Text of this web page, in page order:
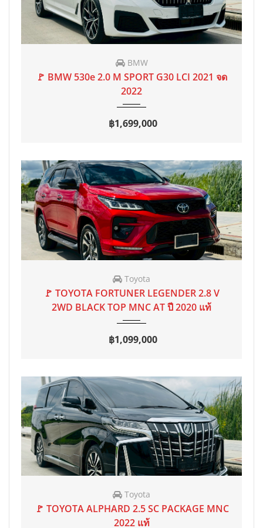
2021 จด 2022 AT
BMW
🚩 BMW 530e 2.0 M SPORT G30 LCI 2021 จด
2022
฿1,699,000
AT 50,000 mi
Toyota
🚩 TOYOTA FORTUNER LEGENDER 2.8 V
2WD BLACK TOP MNC AT ปี 2020 แท้
฿1,099,000
AT 70,000 mi
Toyota
🚩 TOYOTA ALPHARD 2.5 SC PACKAGE MNC
2022 แท้